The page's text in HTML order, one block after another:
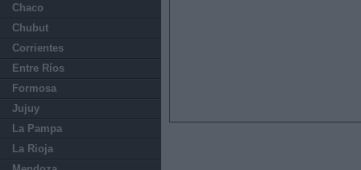
Chaco
Chubut
Corrientes
Entre Ríos
Formosa
Jujuy
La Pampa
La Rioja